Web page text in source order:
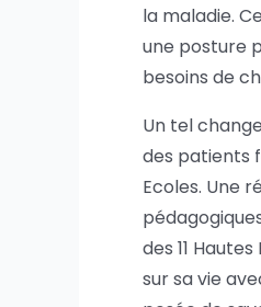
la maladie.
une posture
besoins de
Un tel
des patients
Ecoles. Une
des 11
sur sa vie